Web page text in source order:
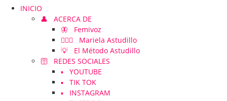
INICIO
👤 ACERCA DE
🦋 Femivoz
👱🏻‍♀️ Mariela Astudillo
💡 El Método Astudillo
🛜 REDES SOCIALES
▪️ YOUTUBE
▪️ TIK TOK
▪️ INSTAGRAM